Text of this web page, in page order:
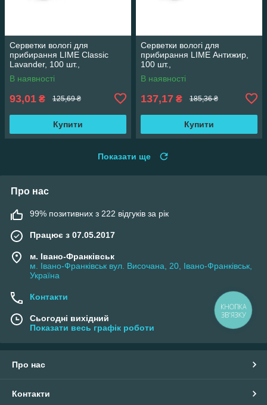
Серветки вологі для
прибирання LIME Classic
Lavander, 100 шт.,
мультифункціональні, 1/12
В наявності
93,01 ₴ 125,69 ₴
Купити
Серветки вологі для
прибирання LIME Антижир,
100 шт.,
мультифункціональні, 1/12
В наявності
137,17 ₴ 185,36 ₴
Купити
Показати ще
Про нас
99% позитивних з 222 відгуків за рік
Працює з 07.05.2017
м. Івано-Франківськ
м. Івано-Франківськ вул. Височана, 20, Івано-Франківськ,
Україна
Контакти
Сьогодні вихідний
Показати весь графік роботи
Про нас
Контакти
КНОПКА
ЗВ'ЯЗКУ